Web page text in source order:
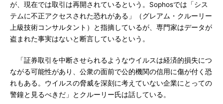
が、現在では取引は再開されているという。Sophosでは「シス
テムに不正アクセスされた恐れがある」（グレアム・クルーリー
上級技術コンサルタント）と指摘しているが、専門家はデータが
盗まれた事実はないと断言しているという。
「証券取引を中断させられるようなウイルスは経済的損失につ
ながる可能性があり、公衆の面前で公的機関の信用に傷が付く恐
れもある。ウイルスの脅威を深刻に考えていない企業にとっての
警鐘と見るべきだ」とクルーリー氏は話している。